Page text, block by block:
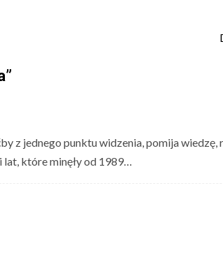
”
z jednego punktu widzenia, pomija wiedzę,
które minęły od 1989…